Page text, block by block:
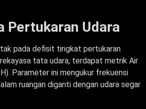
Pertukaran Udara
pada defisit tingkat pertukaran
tata udara, terdapat metrik Air
Parameter ini mengukur frekuensi
ruangan diganti dengan udara segar